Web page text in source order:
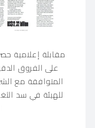
مقابلة إعلامية
على الفروق
المتوافقة مع
للهيئة في سد